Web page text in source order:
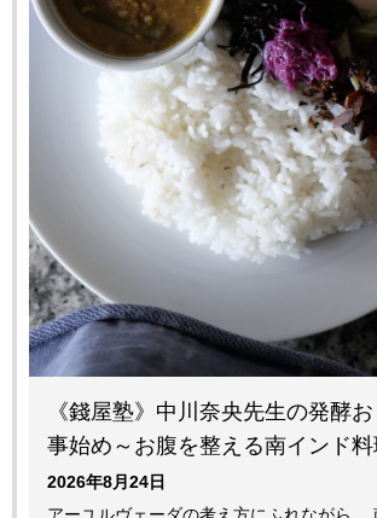
《錢屋塾》中川奈央先生の発酵
事始め～お腹を整える南インド料
2026年8月24日